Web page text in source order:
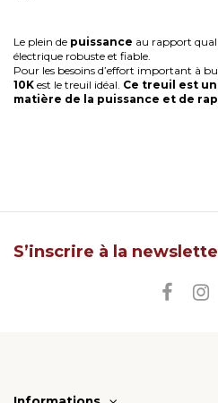
Le plein de puissance au rapport
électrique robuste et fiable.
Pour les besoins d’effort important à
10K est le treuil idéal. Ce treuil est
matière de la puissance et de
S’inscrire à la